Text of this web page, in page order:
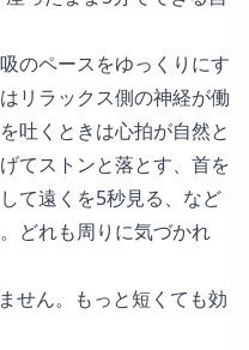
のペースをゆっくりにす
リラックス側の神経が働
吐くときは心拍が自然と
てストンと落とす、首を
て遠くを5秒見る、など
どれも周りに気づかれ
せん。もっと短くても効